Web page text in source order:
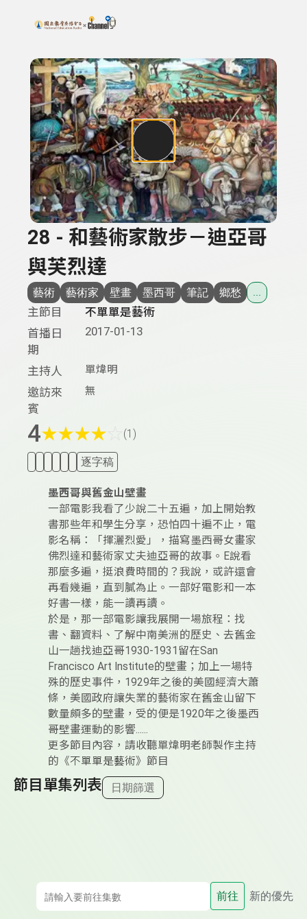
上方功能區塊
搜尋關鍵字：可輸入節目名稱、主持人或關鍵字
28 - 和藝術家散步－迪亞哥
與芙烈達
藝術 藝術家 壁畫 墨西哥 筆記 鄉愁 ...
主節目
不單單是藝術
首播日
期
2017-01-13
主持人 單煒明
邀訪來
賓
無
4★★★★ (1)
逐字稿
墨西哥與舊金山壁畫
一部電影我看了少說二十五遍，加上開始教
書那些年和學生分享，恐怕四十遍不止，電
影名稱：「揮灑烈愛」，描寫墨西哥女畫家
佛烈達和藝術家丈夫迪亞哥的故事。E說看
那麼多遍，挺浪費時間的？我說，或許還會
再看幾遍，直到膩為止。一部好電影和一本
好書一樣，能一讀再讀。
於是，那一部電影讓我展開一場旅程：找
書、翻資料、了解中南美洲的歷史、去舊金
山一趟找迪亞哥1930-1931留在San
Francisco Art Institute的壁畫；加上一場特
殊的歷史事件，1929年之後的美國經濟大蕭
條，美國政府讓失業的藝術家在舊金山留下
數量頗多的壁畫，受的便是1920年之後墨西
哥壁畫運動的影響......
更多節目內容，請收聽單煒明老師製作主持
的《不單單是藝術》節目
節目單集列表 日期篩選
前往 新的優先